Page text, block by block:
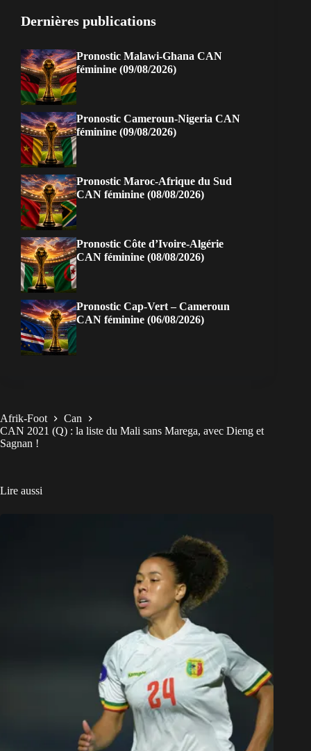
Dernières publications
Pronostic Malawi-Ghana CAN
féminine (09/08/2026)
Pronostic Cameroun-Nigeria CAN
féminine (09/08/2026)
Pronostic Maroc-Afrique du Sud
CAN féminine (08/08/2026)
Pronostic Côte d’Ivoire-Algérie
CAN féminine (08/08/2026)
Pronostic Cap-Vert – Cameroun
CAN féminine (06/08/2026)
Afrik-Foot
Can
CAN 2021 (Q) : la liste du Mali sans Marega, avec Dieng et
Sagnan !
Lire aussi